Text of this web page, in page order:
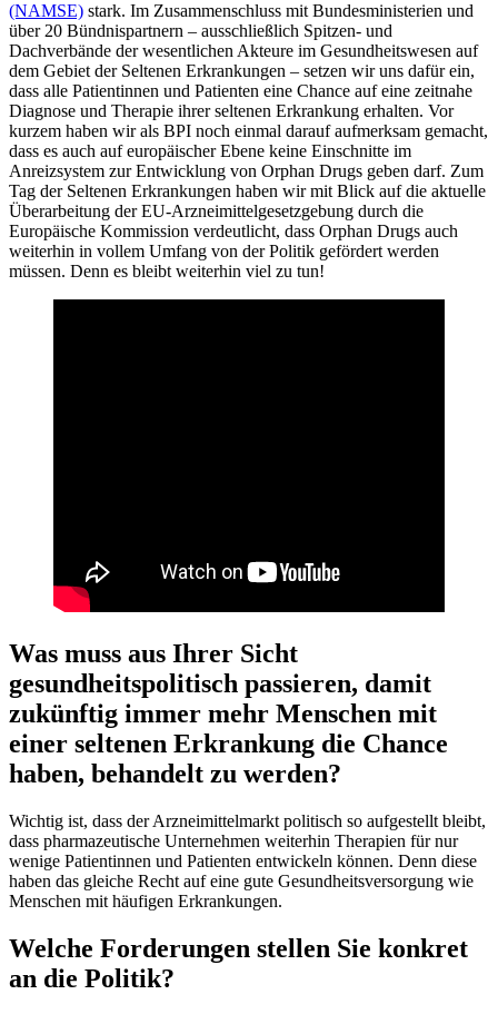
(NAMSE) stark. Im Zusammenschluss mit Bundesministerien und
über 20 Bündnispartnern – ausschließlich Spitzen- und
Dachverbände der wesentlichen Akteure im Gesundheitswesen auf
dem Gebiet der Seltenen Erkrankungen – setzen wir uns dafür ein,
dass alle Patientinnen und Patienten eine Chance auf eine zeitnahe
Diagnose und Therapie ihrer seltenen Erkrankung erhalten. Vor
kurzem haben wir als BPI noch einmal darauf aufmerksam gemacht,
dass es auch auf europäischer Ebene keine Einschnitte im
Anreizsystem zur Entwicklung von Orphan Drugs geben darf. Zum
Tag der Seltenen Erkrankungen haben wir mit Blick auf die aktuelle
Überarbeitung der EU-Arzneimittelgesetzgebung durch die
Europäische Kommission verdeutlicht, dass Orphan Drugs auch
weiterhin in vollem Umfang von der Politik gefördert werden
müssen. Denn es bleibt weiterhin viel zu tun!
Was muss aus Ihrer Sicht
gesundheitspolitisch passieren, damit
zukünftig immer mehr Menschen mit
einer seltenen Erkrankung die Chance
haben, behandelt zu werden?
Wichtig ist, dass der Arzneimittelmarkt politisch so aufgestellt bleibt,
dass pharmazeutische Unternehmen weiterhin Therapien für nur
wenige Patientinnen und Patienten entwickeln können. Denn diese
haben das gleiche Recht auf eine gute Gesundheitsversorgung wie
Menschen mit häufigen Erkrankungen.
Welche Forderungen stellen Sie konkret
an die Politik?